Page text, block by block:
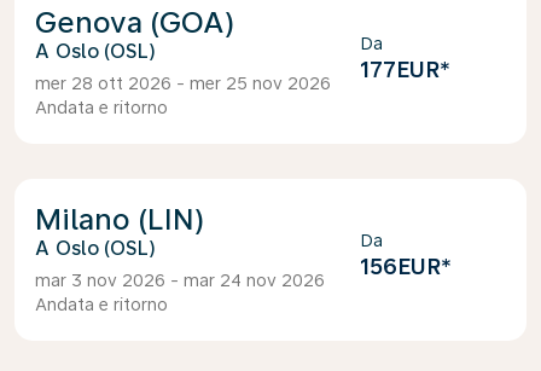
Genova (GOA)
Oslo (OSL)
mer 28 ott 2026 - mer 25 nov 2026
Andata e ritorno
Da
177EUR*
Milano (LIN)
Oslo (OSL)
mar 3 nov 2026 - mar 24 nov 2026
Andata e ritorno
Da
156EUR*